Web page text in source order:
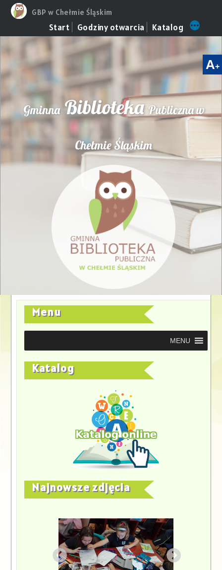
GBP w Chełmie Śląskim
Start Godziny otwarcia Katalog Więcej
GminnaBibliotekaPubliczna w
Chełmie Śląskim
Menu
MENU
Katalog
Najnowsze zdjęcia
A+